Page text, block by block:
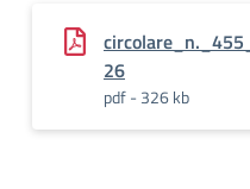
26
pdf - 326 kb